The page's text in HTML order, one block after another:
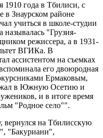
года в Тбилиси, с
в Знаурском районе
учиться в школе-студии
называлась "Грузия-
режиссера, а в 1931-
ВГИКа. В
ассистентом на съемках
его двоюродная
Ермаковым,
в Южную Осетию и
и в итоге время
"Родное село"".
на Тбилисскую
"Бакуриани",